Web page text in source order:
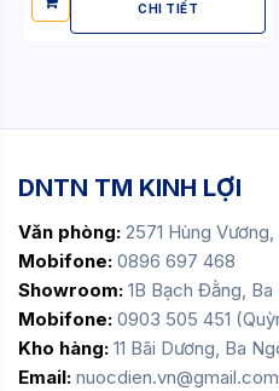
CHI TIẾT
DNTN TM KINH LỢI
Văn phòng: 2571 Hùng
Mobifone: 0896 697 468
Showroom: 1B Bạch Đằng,
Mobifone: 0903 505 451
Kho hàng: 11 Bãi Dương, Ba
Email: nuocdien.vn@gmail.com